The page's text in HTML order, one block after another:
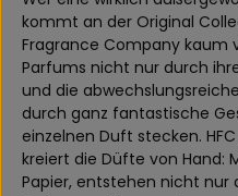
kommt an der Original
Fragrance Company kaum
Parfums nicht nur durch
und die
durch ganz fantastische
einzelnen Duft stecken.
kreiert die Düfte von Hand:
Papier, entstehen nicht nur